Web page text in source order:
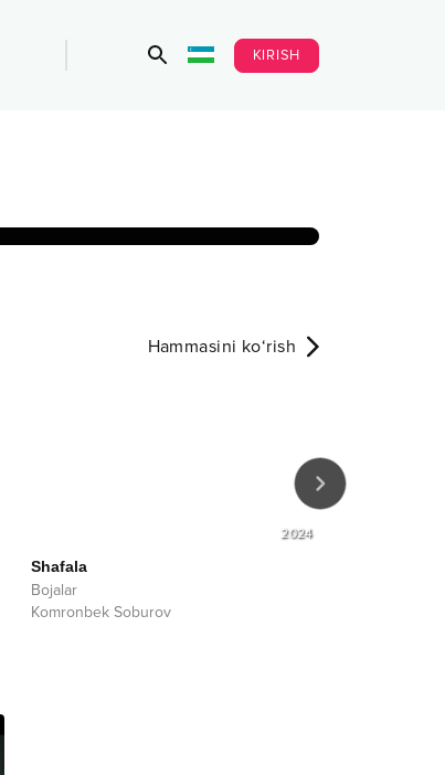
KIRISH
Hammasini ko‘rish
2024
Shafala
Bojalar
Komronbek Soburov